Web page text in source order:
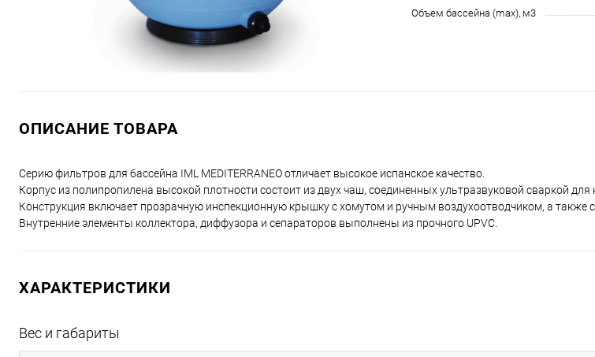
Объем бассейна (max), м3
ОПИСАНИЕ ТОВАРА
Серию фильтров для бассейна IML MEDITERRANEO отличает высокое испанское качество.
Корпус из полипропилена высокой плотности состоит из двух чаш, соединенных ультразвуковой сваркой для
Конструкция включает прозрачную инспекционную крышку с хомутом и ручным воздухоотводчиком, а также
Внутренние элементы коллектора, диффузора и сепараторов выполнены из прочного UPVC.
ХАРАКТЕРИСТИКИ
Вес и габариты